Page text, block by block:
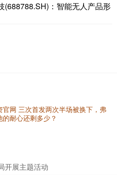
(688788.SH)：智能无人产品形
官网 三次首发两次半场被换下，弗
的耐心还剩多少？
开展主题活动